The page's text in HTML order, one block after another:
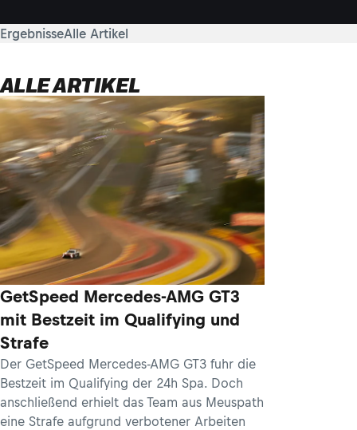
ErgebnisseAlle Artikel
ALLE ARTIKEL
GetSpeed Mercedes-AMG GT3
mit Bestzeit im Qualifying und
Strafe
Der GetSpeed Mercedes-AMG GT3 fuhr die
Bestzeit im Qualifying der 24h Spa. Doch
anschließend erhielt das Team aus Meuspath
eine Strafe aufgrund verbotener Arbeiten